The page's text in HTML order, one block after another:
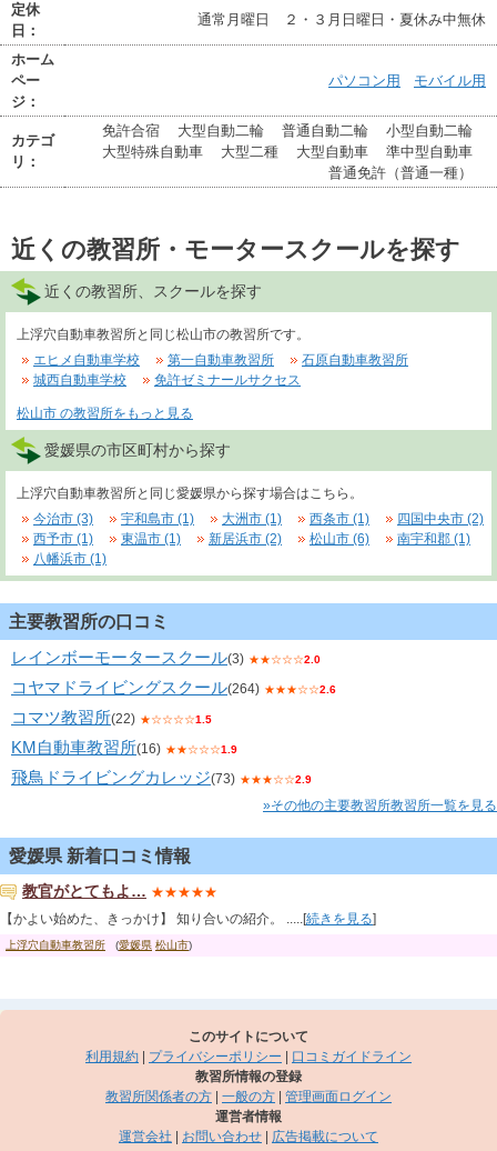
定休
日：
通常月曜日 ２・３月日曜日・夏休み中無休
ホーム
ペー
ジ：
パソコン用 モバイル用
カテゴ
リ：
免許合宿 大型自動二輪 普通自動二輪
小型自動二輪
大型特殊自動車
大型二種 大型自動車
準中型自動車
普通免許（普通一種）
近くの教習所・モータースクールを探す
近くの教習所、スクールを探す
上浮穴自動車教習所と同じ松山市の教習所です。
エヒメ自動車学校
第一自動車教習所
石原自動車教習所
城西自動車学校
免許ゼミナールサクセス
松山市 の教習所をもっと見る
愛媛県の市区町村から探す
上浮穴自動車教習所と同じ愛媛県から探す場合はこちら。
今治市 (3)
宇和島市 (1) 大洲市 (1) 西条市 (1)
四国中央市 (2)
西予市 (1)
東温市 (1) 新居浜市 (2) 松山市 (6)
南宇和郡 (1)
八幡浜市 (1)
主要教習所の口コミ
レインボーモータースクール(3) ★★☆☆☆2.0
コヤマドライビングスクール(264) ★★★☆☆2.6
コマツ教習所(22) ★☆☆☆☆1.5
KM自動車教習所(16) ★★☆☆☆1.9
飛鳥ドライビングカレッジ(73) ★★★☆☆2.9
»その他の主要教習所教習所一覧を見る
愛媛県 新着口コミ情報
教官がとてもよ… ★★★★★
【かよい始めた、きっかけ】 知り合いの紹介。 .....[続きを見る]
上浮穴自動車教習所 (愛媛県 松山市)
このサイトについて
利用規約
プライバシーポリシー
口コミガイドライン
教習所情報の登録
教習所関係者の方
一般の方
管理画面ログイン
運営者情報
運営会社
お問い合わせ 広告掲載について